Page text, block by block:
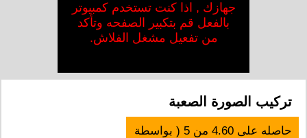
جهازك , اذا كنت تستخدم كمبيوتر
بالفعل قم بتكبير الصفحه وتأكد
من تفعيل مشغل الفلاش.
تركيب الصورة الصعبة
حاصله على4.60 من5 ( بواسطة